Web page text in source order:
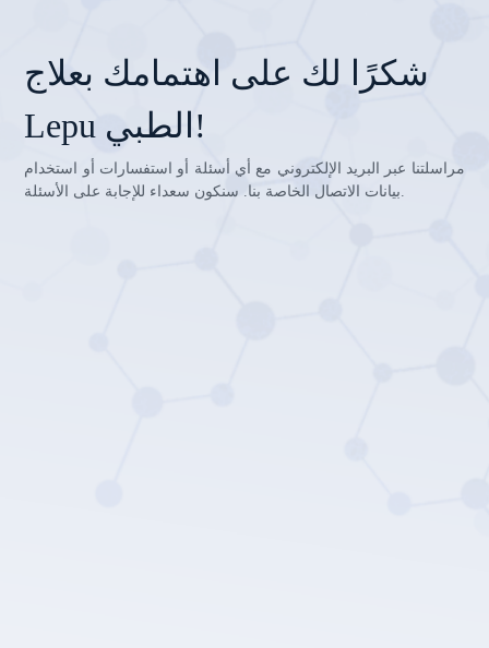
شكرًا لك على اهتمامك بعلاج
Lepu الطبي!
مراسلتنا عبر البريد الإلكتروني مع أي أسئلة أو استفسارات أو استخدام
بيانات الاتصال الخاصة بنا. سنكون سعداء للإجابة على الأسئلة.